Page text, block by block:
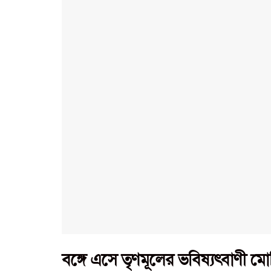
বঙ্গে এসে তৃণমূলের ভবিষ্যৎবাণী